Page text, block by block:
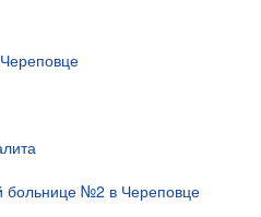
больнице №2 в Череповце